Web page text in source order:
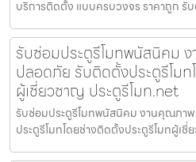
บริการติดตั้ง แบบครบวงจร ราคาถูก รั
รับซ่อมประตูรีโมทพนัสนิคม
ปลอดภัย รับติดตั้งประตูรีโมท
ผู้เชี่ยวชาญ ประตูรีโมท.net
รับซ่อมประตูรีโมทพนัสนิคม งานคุณภา
ประตูรีโมทโดยช่างติดตั้งประตูรีโมทผู้เชี่